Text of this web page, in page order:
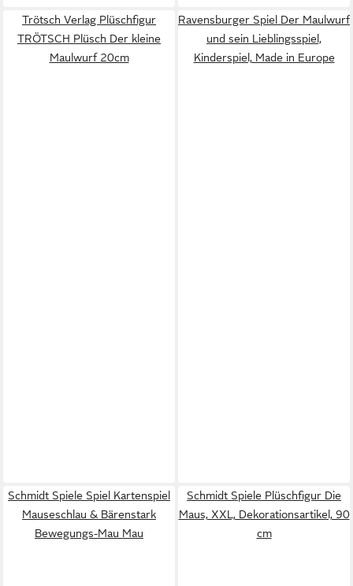
Trötsch Verlag Plüschfigur
TRÖTSCH Plüsch Der kleine
Maulwurf 20cm
Ravensburger Spiel Der Maulwurf
und sein Lieblingsspiel,
Kinderspiel, Made in Europe
Schmidt Spiele Spiel Kartenspiel
Mauseschlau & Bärenstark
Bewegungs-Mau Mau
Schmidt Spiele Plüschfigur Die
Maus, XXL, Dekorationsartikel, 90
cm